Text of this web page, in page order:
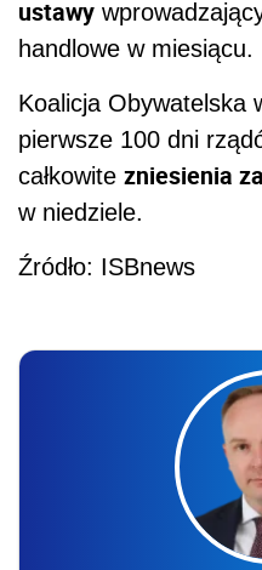
ustawy
handlowe w miesiącu.
Koalicja Obywatelska
pierwsze 100 dni
całkowite zniesienia
w niedziele.
Źródło: ISBnews